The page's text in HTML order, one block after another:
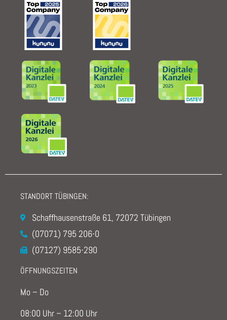
STANDORT TÜBINGEN:
Schaffhausenstraße 61, 72072 Tübingen
(07071) 795 206-0
(07127) 9585-290
ÖFFNUNGSZEITEN
Mo – Do
08:00 Uhr – 12:00 Uhr